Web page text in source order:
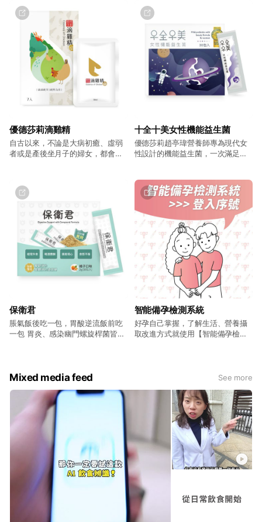
優德莎莉滴雞精
自古以來，不論是大病初癒、虛弱
者或是產後坐月子的婦女，都會飲
工熬煮的雞湯，進步到透過高壓爐
完整萃取又可常溫保存的滴雞精，
唯一不變的是那份為妳著想的心。
十全十美女性機能益生菌
優德莎莉趙亭瑋營養師專為現代女
性設計的機能益生菌，一次滿足心
養顏美容七大必須調理！每包3公克
出廠菌數高達400億，拒絕使用任
何無用菌衝高菌數！無添加砂糖、
果汁粉調味，成分簡單讓你體驗無
負擔。
保衛君
脹氣飯後吃一包，胃酸逆流飯前吃
一包 胃炎、感染幽門螺旋桿菌皆適
智能備孕檢測系統
好孕自己掌握，了解生活、營養攝
取改進方式就使用【智能備孕檢測
自己的備孕生活改進方式！
Mixed media feed See more